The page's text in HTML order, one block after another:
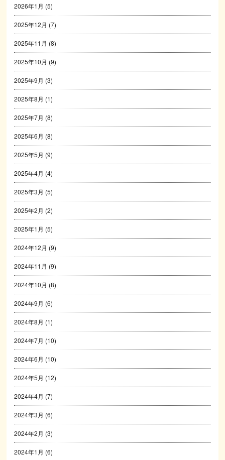
2026年1月 (5)
2025年12月 (7)
2025年11月 (8)
2025年10月 (9)
2025年9月 (3)
2025年8月 (1)
2025年7月 (8)
2025年6月 (8)
2025年5月 (9)
2025年4月 (4)
2025年3月 (5)
2025年2月 (2)
2025年1月 (5)
2024年12月 (9)
2024年11月 (9)
2024年10月 (8)
2024年9月 (6)
2024年8月 (1)
2024年7月 (10)
2024年6月 (10)
2024年5月 (12)
2024年4月 (7)
2024年3月 (6)
2024年2月 (3)
2024年1月 (6)